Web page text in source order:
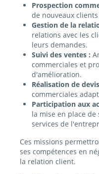
Prospection
de nouveaux
Gestion de la
relations avec les
leurs demandes.
Suivi des ventes :
commerciales et
d'amélioration.
Réalisation de
commerciales
Participation aux
la mise en place
services de
Ces missions
ses compétences en
la relation client.